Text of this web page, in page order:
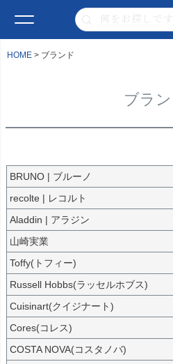
HOME ブランド
ブラ
BRUNO | ブルーノ
recolte | レコルト
Aladdin | アラジン
山崎実業
Toffy(トフィー)
Russell Hobbs(ラッセルホブス)
Cuisinart(クイジナート)
Cores(コレス)
COSTA NOVA(コスタノバ)